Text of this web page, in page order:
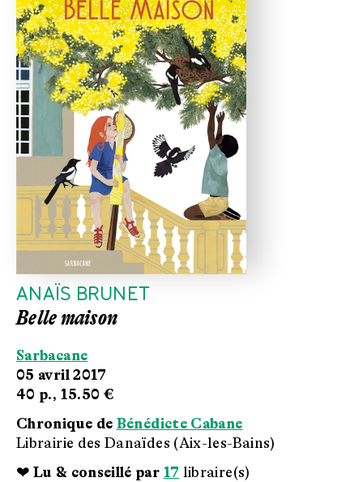
ANAÏS BRUNET
Belle maison
Sarbacane
05 avril 2017
40 p., 15.50 €
Chronique de Bénédicte Cabane
Librairie des Danaïdes (Aix-les-Bains)
❤ Lu & conseillé par 17 libraire(s)